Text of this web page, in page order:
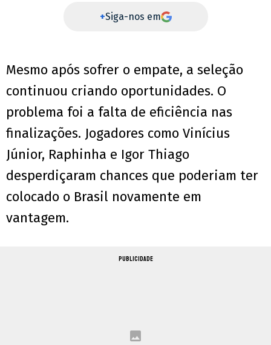
+Siga-nos em
Mesmo após sofrer o empate, a seleção
continuou criando oportunidades. O
problema foi a falta de eficiência nas
finalizações. Jogadores como Vinícius
Júnior, Raphinha e Igor Thiago
desperdiçaram chances que poderiam ter
colocado o Brasil novamente em
vantagem.
PUBLICIDADE